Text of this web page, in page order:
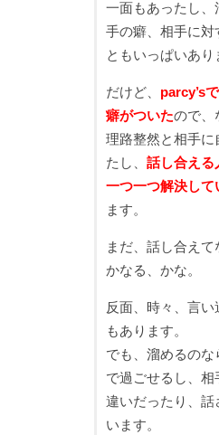
一面もあったし、
手の癖、相手に対
ともいっぱいあり
だけど、 parcy’s
癖がついたので、
理路整然と相手に
たし、話し合える
一つ一つ解決して
ます。
まだ、話し合え
かなる、かな。
反面、時々、言
もあります。
でも、溜めるの
で過ごせるし、
違いだったり、話
います。